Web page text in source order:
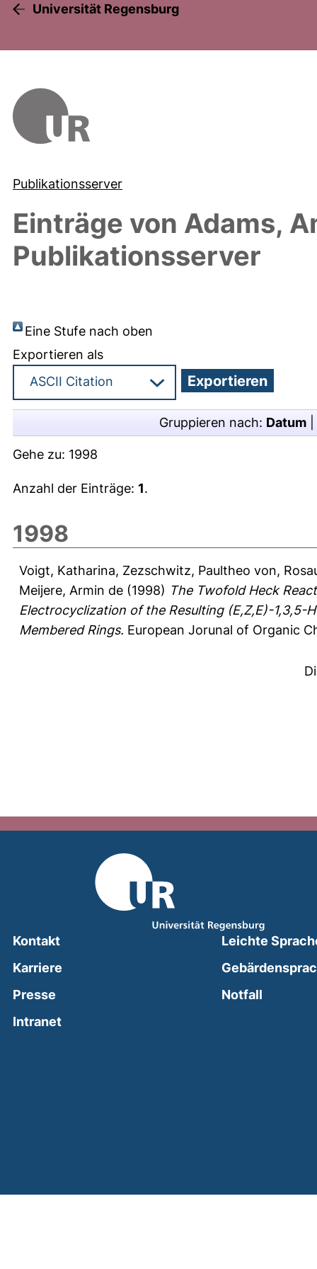
Universität Regensburg
Publikationsserver
Einträge von Adams,
Publikationsserver
Eine Stufe nach oben
Exportieren als
Gruppieren nach: Datum
Gehe zu: 1998
Anzahl der Einträge: 1.
1998
Voigt, Katharina, Zezschwitz, Paultheo von,
Meijere, Armin de (1998) The Twofold Heck
Electrocyclization of the Resulting (E,Z,E)-1,3,5-
Membered Rings. European Jorunal of Organic
Kontakt
Karriere
Presse
Intranet(external link, opens in a new window)
Leichte
Notfall